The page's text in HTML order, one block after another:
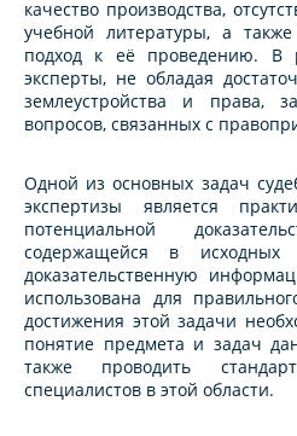
качество производства,
учебной литературы, а
подход к её проведению. В
эксперты, не обладая
землеустройства и права,
вопросов, связанных с
Одной из основных задач
экспертизы является
потенциальной
содержащейся в исходных
доказательственную
использована для
достижения этой задачи
понятие предмета и задач
также проводить
специалистов в этой области.